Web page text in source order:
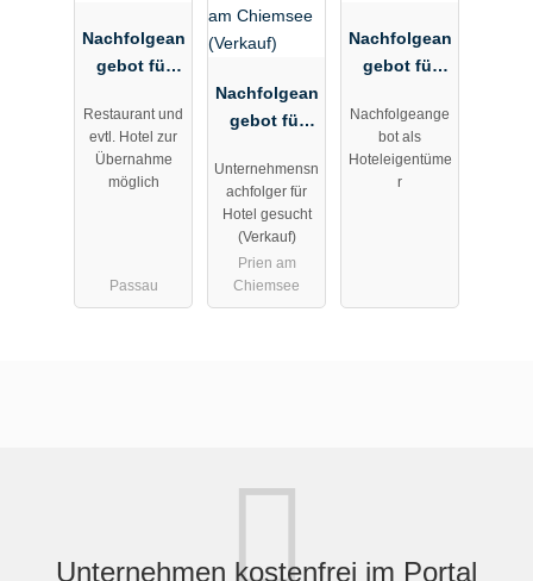
Nachfolgean
gebot für
in 4 Sterne
Hotel in
Bayern
Restaurant und
evtl. Hotel zur
Übernahme
möglich
Passau
Nachfolgean
gebot für
lie am
Chiemsee
(Verkauf)
Unternehmensn
achfolger für
Hotel gesucht
(Verkauf)
Prien am
Chiemsee
Nachfolgean
gebot für
Baugrund in
Kärnten
(Kaufangeb
Nachfolgeange
bot als
Hoteleigentüme
r
Unternehmen kostenfrei im Portal